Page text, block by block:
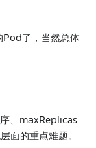
了，当然总体
、maxReplicas
的重点难题。